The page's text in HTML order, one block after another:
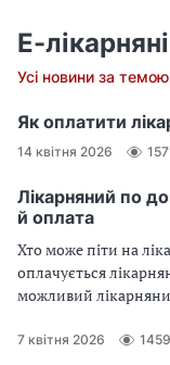
Е-лікарняні
Усі новини за темою
Як оплатити
14 квітня 2026
Лікарняний по
й оплата
Хто може піти на
оплачується
можливий
батьку? Подробиці
7 квітня 2026